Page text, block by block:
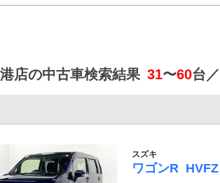
店の中古車検索結果 31〜60台／
スズキ
ワゴンR HVFZ